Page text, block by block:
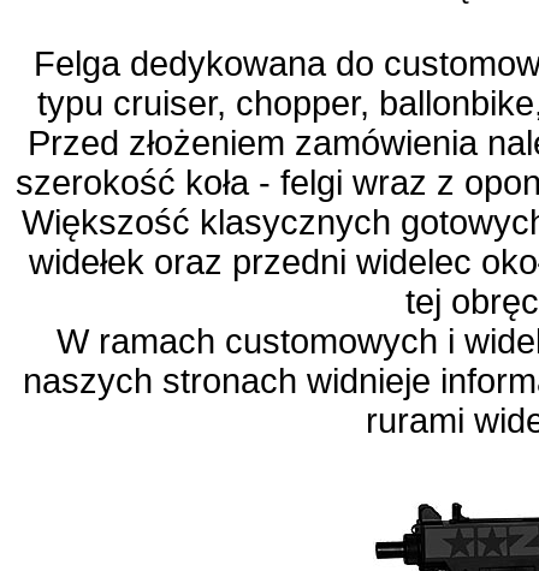
Felga dedykowana do
typu cruiser, chopper,
Przed złożeniem zamówienia
szerokość koła - felgi wraz z
Większość klasycznych
widełek oraz przedni widelec
tej
W ramach customowych i
naszych stronach widnieje
rurami